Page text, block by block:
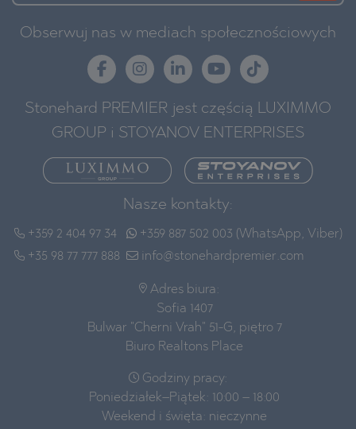
Obserwuj nas w mediach społecznościowych
Stonehard PREMIER jest częścią LUXIMMO
GROUP i STOYANOV ENTERPRISES
Nasze kontakty:
+359 2 404 97 34
+35 98 77 777 888
+359 887 502 003 (WhatsApp, Viber)
info@stonehardpremier.com
Adres biura:
Sofia 1407
Bulwar "Cherni Vrah" 51-G, piętro 7
Biuro Realtons Place
Godziny pracy:
Poniedziałek–Piątek: 10:00 – 18:00
Weekend i święta: nieczynne